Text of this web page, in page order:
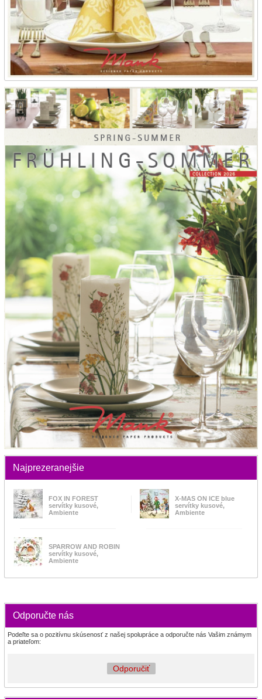
Najprezeranejšie
FOX IN FOREST
servítky kusové,
Ambiente
X-MAS ON ICE blue
servítky kusové,
Ambiente
SPARROW AND ROBIN
servítky kusové,
Ambiente
Odporučte nás
Podeľte sa o pozitívnu skúsenosť z našej spolupráce a odporučte nás Vašim známym
a priateľom:
Odporučiť